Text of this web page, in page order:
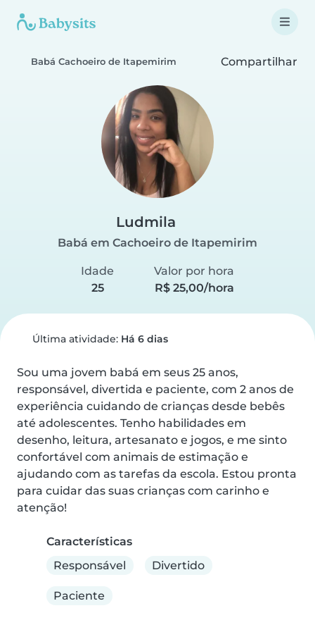
Babá Cachoeiro de Itapemirim Compartilhar
Ludmila
Babá em Cachoeiro de Itapemirim
Idade
25
Valor por hora
R$ 25,00/hora
Última atividade: Há 6 dias
Sou uma jovem babá em seus 25 anos,
responsável, divertida e paciente, com 2 anos de
experiência cuidando de crianças desde bebês
até adolescentes. Tenho habilidades em
desenho, leitura, artesanato e jogos, e me sinto
confortável com animais de estimação e
ajudando com as tarefas da escola. Estou pronta
para cuidar das suas crianças com carinho e
atenção!
Características
Responsável
Divertido
Paciente